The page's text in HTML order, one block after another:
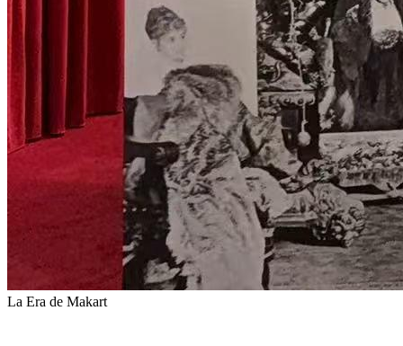
La Era de Makart